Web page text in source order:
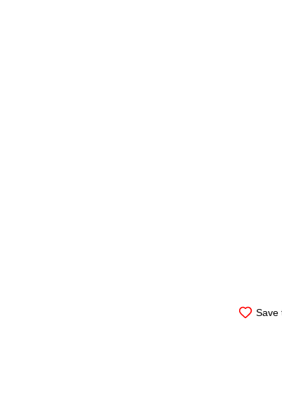
Save